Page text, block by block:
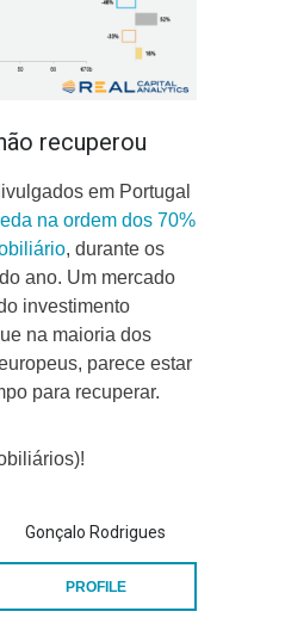
recuperou
em Portugal
na ordem dos 70%
, durante os
ano. Um mercado
investimento
na maioria dos
parece estar
para recuperar.
Gonçalo Rodrigues
PROFILE